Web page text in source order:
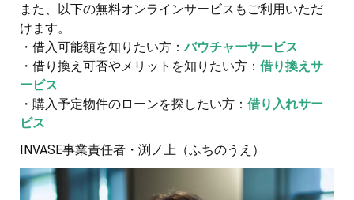
また、以下の無料オンラインサービスもご利用いただ
けます。
・借入可能額を知りたい方：バウチャーサービス
・借り換え可否やメリットを知りたい方： 借り換えサ
ービス
・購入予定物件のローンを探したい方： 借り入れサー
ビス
INVASE事業責任者・渕ノ上（ふちのうえ）